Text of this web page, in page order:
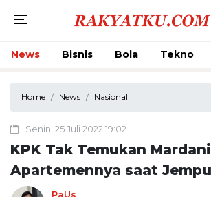
News Bisnis Bola Tekno
Home News Nasional
Senin, 25 Juli 2022 19:02
KPK Tak Temukan
Apartemennya saat
PaUs